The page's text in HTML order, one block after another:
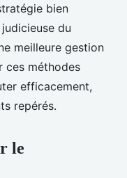
bien
du
meilleure gestion
ces méthodes
efficacement,
repérés.
le